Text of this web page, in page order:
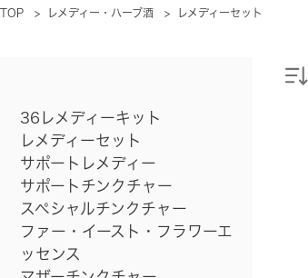
TOP > レメディー・ハーブ酒 > レメディーセット
36レメディーキット
レメディーセット
サポートレメディー
サポートチンクチャー
スペシャルチンクチャー
ファー・イースト・フラワーエ
ッセンス